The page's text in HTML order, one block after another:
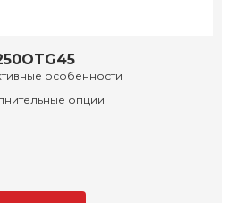
особенности
опции